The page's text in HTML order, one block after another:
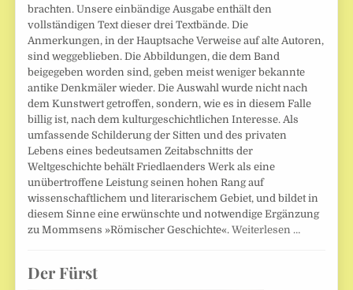
brachten. Unsere einbändige Ausgabe enthält den
vollständigen Text dieser drei Textbände. Die
Anmerkungen, in der Hauptsache Verweise auf alte Autoren,
sind weggeblieben. Die Abbildungen, die dem Band
beigegeben worden sind, geben meist weniger bekannte
antike Denkmäler wieder. Die Auswahl wurde nicht nach
dem Kunstwert getroffen, sondern, wie es in diesem Falle
billig ist, nach dem kulturgeschichtlichen Interesse. Als
umfassende Schilderung der Sitten und des privaten
Lebens eines bedeutsamen Zeitabschnitts der
Weltgeschichte behält Friedlaenders Werk als eine
unübertroffene Leistung seinen hohen Rang auf
wissenschaftlichem und literarischem Gebiet, und bildet in
diesem Sinne eine erwünschte und notwendige Ergänzung
zu Mommsens »Römischer Geschichte«.Weiterlesen …
Der Fürst